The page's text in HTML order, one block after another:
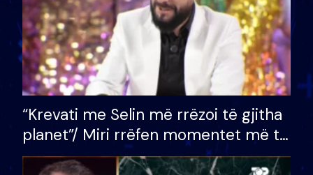
“Krevati me Selin më rrëzoi të gjitha
planet”/ Miri rrëfen momentet më të
bukura në shtëpinë e BB VIP: Do më